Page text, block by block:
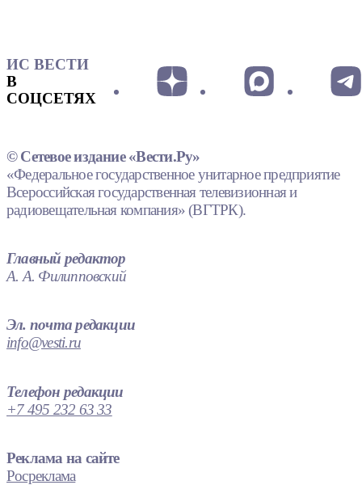
ИС ВЕСТИ
В
СОЦСЕТЯХ
© Сетевое издание «Вести.Ру»
«Федеральное государственное унитарное предприятие
Всероссийская государственная телевизионная и
радиовещательная компания» (ВГТРК).
Главный редактор
А. А. Филипповский
Эл. почта редакции
info@vesti.ru
Телефон редакции
+7 495 232 63 33
Реклама на сайте
Росреклама